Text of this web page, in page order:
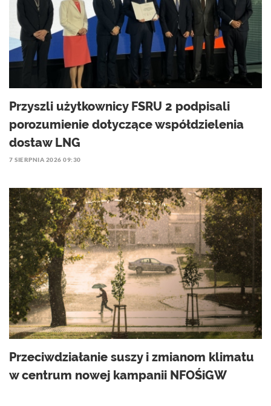
Przyszli użytkownicy FSRU 2 podpisali
porozumienie dotyczące współdzielenia
dostaw LNG
7 SIERPNIA 2026 09:30
Przeciwdziałanie suszy i zmianom klimatu
w centrum nowej kampanii NFOŚiGW